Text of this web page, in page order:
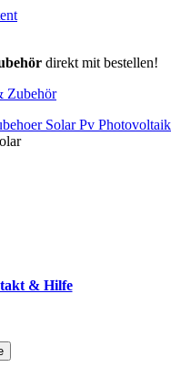
direkt mit bestellen!
Zubehör
& Hilfe